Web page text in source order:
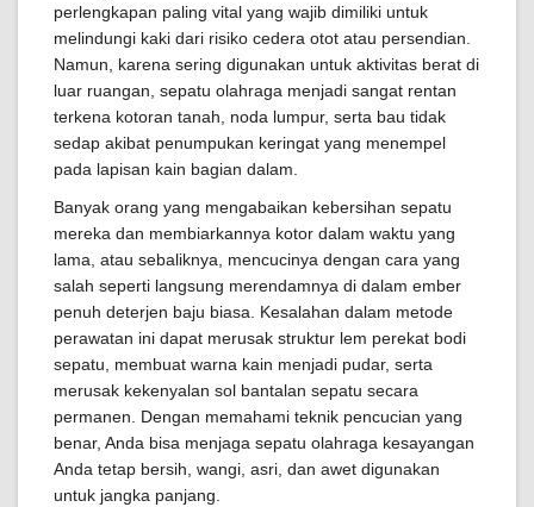
perlengkapan paling vital yang wajib dimiliki untuk
melindungi kaki dari risiko cedera otot atau persendian.
Namun, karena sering digunakan untuk aktivitas berat di
luar ruangan, sepatu olahraga menjadi sangat rentan
terkena kotoran tanah, noda lumpur, serta bau tidak
sedap akibat penumpukan keringat yang menempel
pada lapisan kain bagian dalam.
Banyak orang yang mengabaikan kebersihan sepatu
mereka dan membiarkannya kotor dalam waktu yang
lama, atau sebaliknya, mencucinya dengan cara yang
salah seperti langsung merendamnya di dalam ember
penuh deterjen baju biasa. Kesalahan dalam metode
perawatan ini dapat merusak struktur lem perekat bodi
sepatu, membuat warna kain menjadi pudar, serta
merusak kekenyalan sol bantalan sepatu secara
permanen. Dengan memahami teknik pencucian yang
benar, Anda bisa menjaga sepatu olahraga kesayangan
Anda tetap bersih, wangi, asri, dan awet digunakan
untuk jangka panjang.